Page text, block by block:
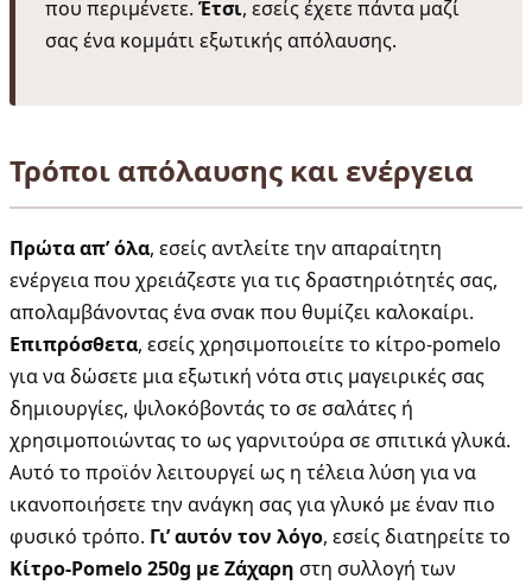
που περιμένετε. Έτσι, εσείς έχετε πάντα μαζί
σας ένα κομμάτι εξωτικής απόλαυσης.
Τρόποι απόλαυσης και ενέργεια
Πρώτα απ’ όλα, εσείς αντλείτε την απαραίτητη
ενέργεια που χρειάζεστε για τις δραστηριότητές σας,
απολαμβάνοντας ένα σνακ που θυμίζει καλοκαίρι.
Επιπρόσθετα, εσείς χρησιμοποιείτε το κίτρο-pomelo
για να δώσετε μια εξωτική νότα στις μαγειρικές σας
δημιουργίες, ψιλοκόβοντάς το σε σαλάτες ή
χρησιμοποιώντας το ως γαρνιτούρα σε σπιτικά γλυκά.
Αυτό το προϊόν λειτουργεί ως η τέλεια λύση για να
ικανοποιήσετε την ανάγκη σας για γλυκό με έναν πιο
φυσικό τρόπο. Γι’ αυτόν τον λόγο, εσείς διατηρείτε το
Κίτρο-Pomelo 250g με Ζάχαρη στη συλλογή των